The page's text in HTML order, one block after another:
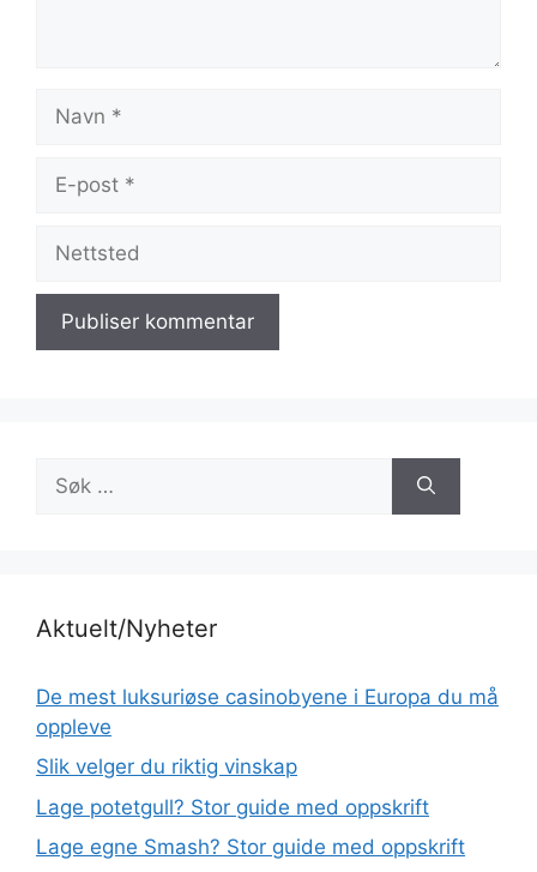
post
etter:
Aktuelt/Nyheter
De mest luksuriøse casinobyene i Europa du må
oppleve
Slik velger du riktig vinskap
Lage potetgull? Stor guide med oppskrift
Lage egne Smash? Stor guide med oppskrift